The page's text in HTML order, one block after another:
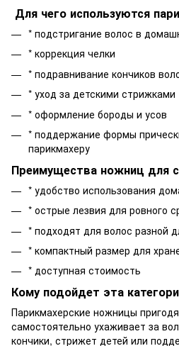
Для чего используются
* подстригание волос в
* коррекция челки
* подравнивание кончиков
* уход за детскими стрижками
* оформление бороды и усов
* поддержание формы
парикмахеру
Преимущества ножниц для
* удобство использования
* острые лезвия для ровного
* подходят для волос разной
* компактный размер для
* доступная стоимость
Кому подойдет эта
Парикмахерские ножницы
самостоятельно ухаживает за
кончики, стрижет детей или